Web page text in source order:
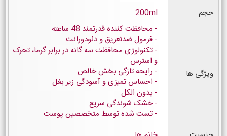
حجم
200ml
ویژگی ها
محافظت کننده قدرتمند 48 ساعته
فرمول ضدتعریق و دئودورانت
تکنولوژی محافظت سه گانه در برابر گرما، تحرک
و استرس
رایحه تازگی بخش خالص
احساس تمیزی و آسودگی زیر بغل
بدون الکل
خشک شوندگی سریع
تست شده توسط متخصصین پوست